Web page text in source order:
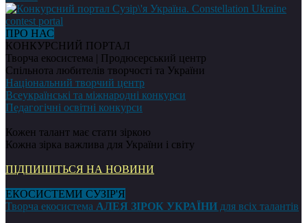
ПРО НАС
КОНКУРСНИЙ ПОРТАЛ
Творча екосистема | Продюсерський центр
Спільнота любителів творчості та України
Національний творчий центр
Всеукраїнські та міжнародні конкурси
Педагогічні освітні конкурси
Кожен талант має стати зіркою
Кожна зірка важлива для України і світу
ПІДПИШІТЬСЯ НА НОВИНИ
ЕКОСИСТЕМИ СУЗІР'Я
Творча екосистема АЛЕЯ ЗІРОК УКРАЇНИ для всіх талантів